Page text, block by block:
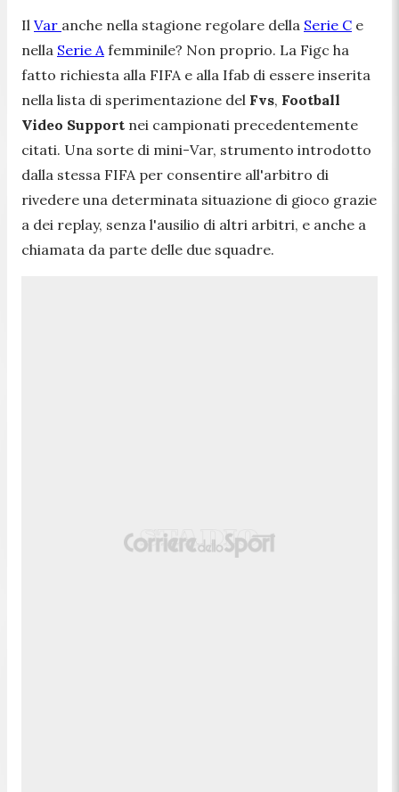
Il Var anche nella stagione regolare della Serie C e
nella Serie A femminile? Non proprio. La Figc ha
fatto richiesta alla FIFA e alla Ifab di essere inserita
nella lista di sperimentazione del Fvs, Football
Video Support nei campionati precedentemente
citati. Una sorte di mini-Var, strumento introdotto
dalla stessa FIFA per consentire all'arbitro di
rivedere una determinata situazione di gioco grazie
a dei replay, senza l'ausilio di altri arbitri, e anche a
chiamata da parte delle due squadre.